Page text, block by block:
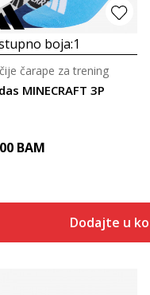
boja:1
MINECRAFT 3P
čarape za trening
BAM
Dodajte u